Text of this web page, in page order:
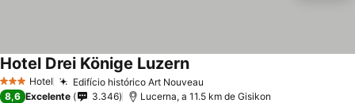
3 EstrelasHotel Edifício histórico Art Nouveau
Hotel Drei Könige LuzernVer preços
8,6 Excelente 3.346 Lucerna, a 11.5 km de Gisikon